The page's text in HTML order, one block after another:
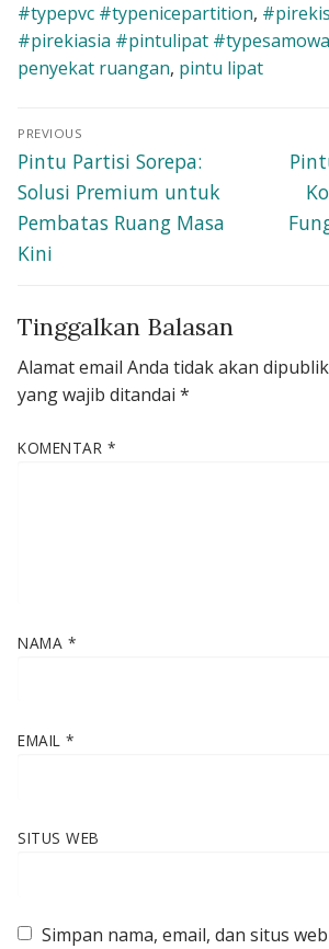
#typepvc #typenicepartition,
#pirekiasia #pintulipat
penyekat ruangan, pintu lipat
Navigasi
pos
PREVIOUS
Previous
post:
Pintu Partisi Sorepa:
Solusi Premium untuk
Pembatas Ruang Masa
Kini
Next
post:
Tinggalkan Balasan
Alamat email Anda tidak akan
yang wajib ditandai *
KOMENTAR *
NAMA *
EMAIL *
SITUS WEB
Simpan nama, email, dan situs